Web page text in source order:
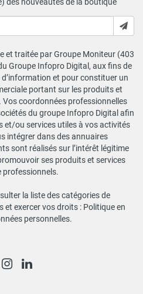
et traitée par Groupe Moniteur (403
Groupe Infopro Digital, aux fins de
et pour constituer un
portant sur les produits et
Vos coordonnées professionnelles
du groupe Infopro Digital afin
et/ou services utiles à vos activités
intégrer dans des annuaires
sont réalisés sur l’intérêt légitime
ses produits et services
professionnels.
la liste des catégories de
et exercer vos droits : Politique en
personnelles.